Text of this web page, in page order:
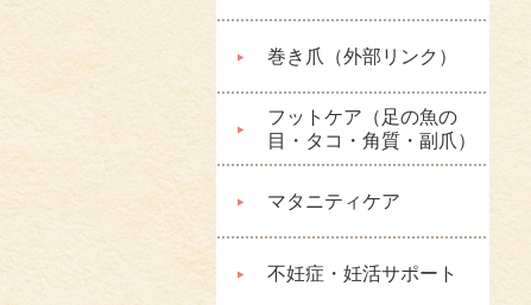
巻き爪（外部リンク）
フットケア（足の魚の
目・タコ・角質・副爪）
マタニティケア
不妊症・妊活サポート